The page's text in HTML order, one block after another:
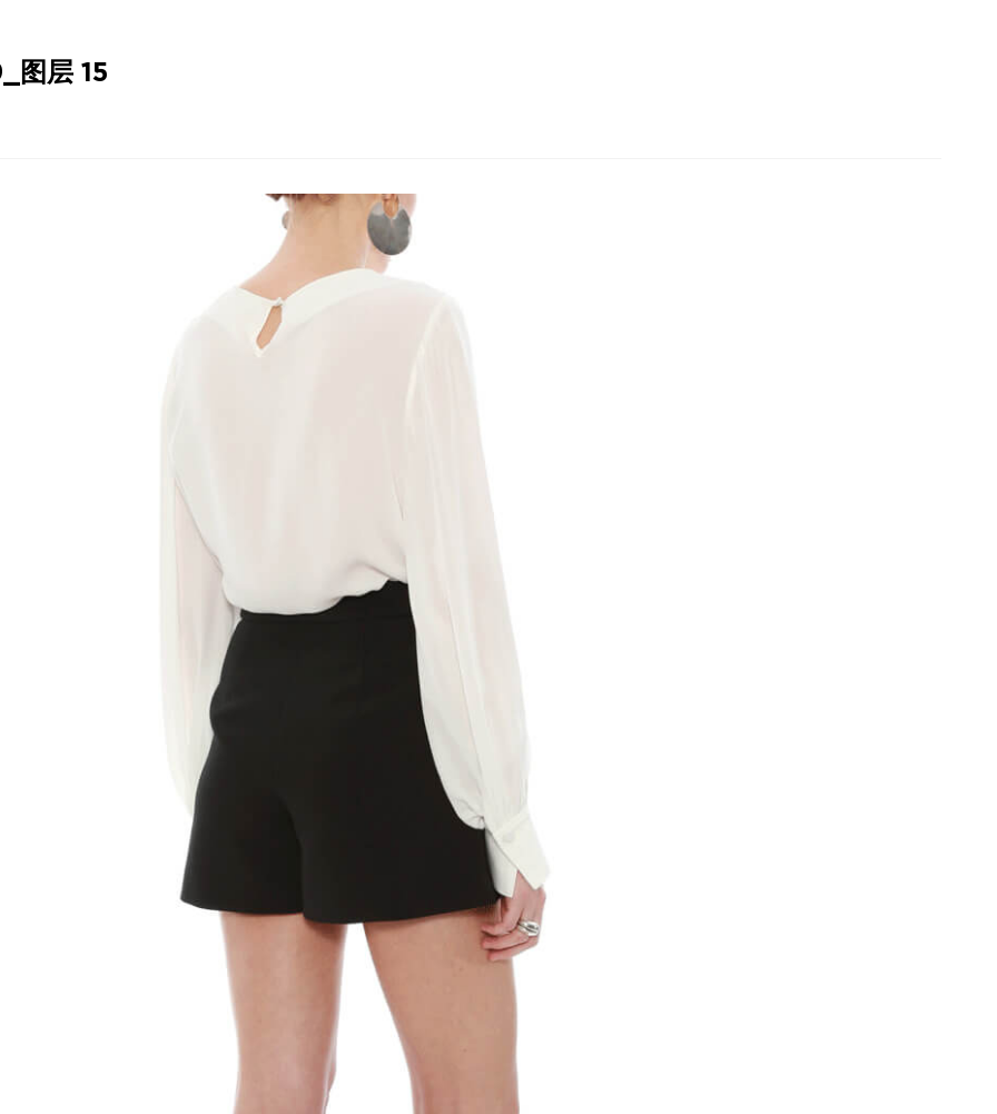
图层 15